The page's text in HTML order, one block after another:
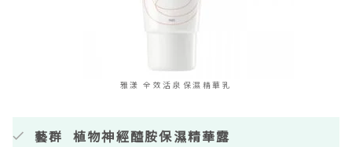
雅漾 全效活泉保濕精華乳
藝群 植物神經醯胺保濕精華露